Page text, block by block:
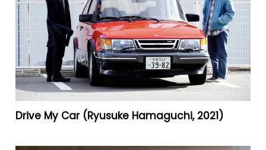
Drive My Car (Ryusuke Hamaguchi, 2021)